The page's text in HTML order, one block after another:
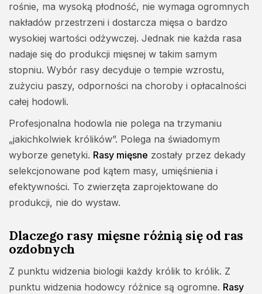
rośnie, ma wysoką płodność, nie wymaga ogromnych
nakładów przestrzeni i dostarcza mięsa o bardzo
wysokiej wartości odżywczej. Jednak nie każda rasa
nadaje się do produkcji mięsnej w takim samym
stopniu. Wybór rasy decyduje o tempie wzrostu,
zużyciu paszy, odporności na choroby i opłacalności
całej hodowli.
Profesjonalna hodowla nie polega na trzymaniu
„jakichkolwiek królików”. Polega na świadomym
wyborze genetyki. Rasy mięsne zostały przez dekady
selekcjonowane pod kątem masy, umięśnienia i
efektywności. To zwierzęta zaprojektowane do
produkcji, nie do wystaw.
Dlaczego rasy mięsne różnią się od ras
ozdobnych
Z punktu widzenia biologii każdy królik to królik. Z
punktu widzenia hodowcy różnice są ogromne. Rasy
Dopasowanie rasy do stylu hodowli
Mięsne rasy królików w praktyce – żywienie i
użytkowość
Jakość mięsa a sposób żywienia
Wydajność tuszy jako cel hodowlany
Systemy chowu przydomowy vs towarowy
Higiena i zdrowotność stada
Rotacja stada i zarządzanie cyklem produkcji
Stres jako ukryty koszt produkcji
Mięso jako produkt końcowy
Hodowla jako system